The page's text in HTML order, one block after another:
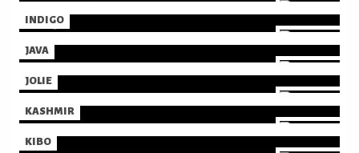
INDIGO
JAVA
JOLIE
KASHMIR
KIBO